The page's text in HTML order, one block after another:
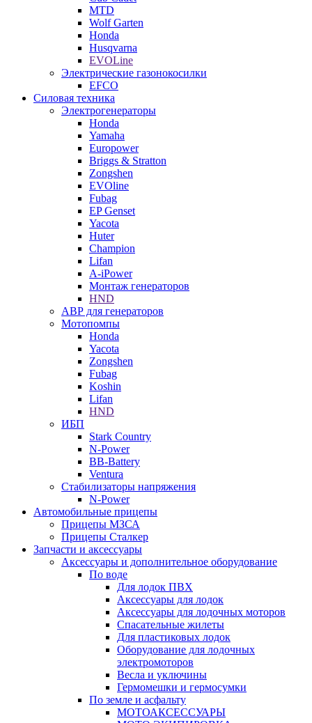
MTD
Wolf Garten
Honda
Husqvarna
EVOLine
Электрические газонокосилки
EFCO
Силовая техника
Электрогенераторы
Honda
Yamaha
Europower
Briggs & Stratton
Zongshen
EVOline
Fubag
EP Genset
Yacota
Huter
Champion
Lifan
A-iPower
Монтаж генераторов
HND
АВР для генераторов
Мотопомпы
Honda
Yacota
Zongshen
Fubag
Koshin
Lifan
HND
ИБП
Stark Country
N-Power
BB-Battery
Ventura
Стабилизаторы напряжения
N-Power
Автомобильные прицепы
Прицепы МЗСА
Прицепы Сталкер
Запчасти и аксессуары
Аксессуары и дополнительное оборудование
По воде
Для лодок ПВХ
Аксессуары для лодок
Аксессуары для лодочных моторов
Спасательные жилеты
Для пластиковых лодок
Оборудование для лодочных
электромоторов
Весла и уключины
Гермомешки и гермосумки
По земле и асфальту
МОТОАКСЕССУАРЫ